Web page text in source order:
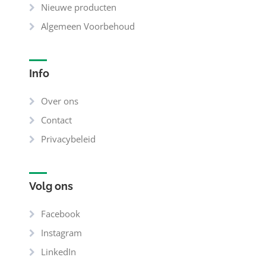
Nieuwe producten
Algemeen Voorbehoud
Info
Over ons
Contact
Privacybeleid
Volg ons
Facebook
Instagram
LinkedIn